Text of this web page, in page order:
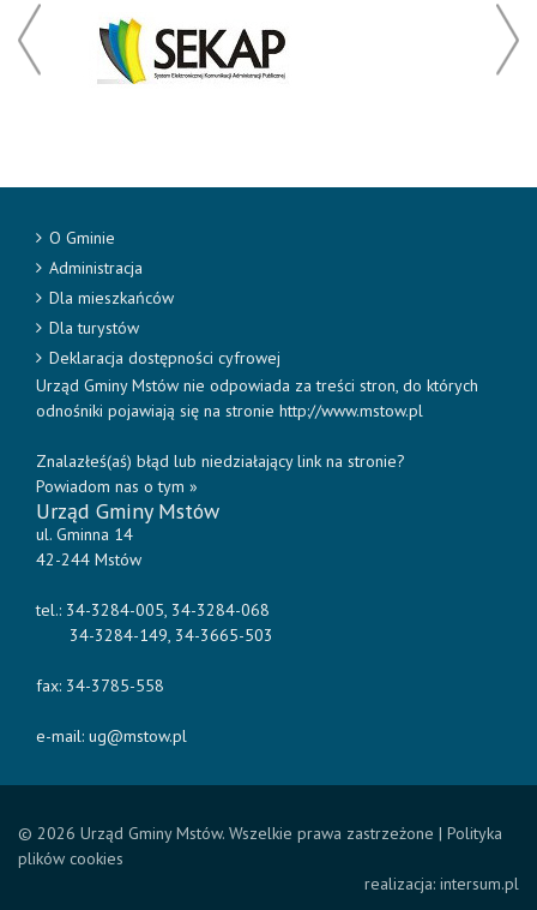
O Gminie
Administracja
Dla mieszkańców
Dla turystów
Deklaracja dostępności cyfrowej
Urząd Gminy Mstów nie odpowiada za treści stron, do których
odnośniki pojawiają się na stronie http://www.mstow.pl
Znalazłeś(aś) błąd lub niedziałający link na stronie?
Powiadom nas o tym »
Urząd Gminy Mstów
ul. Gminna 14
42-244 Mstów
tel.: 34-3284-005, 34-3284-068
34-3284-149, 34-3665-503
fax: 34-3785-558
e-mail: ug@mstow.pl
© 2026 Urząd Gminy Mstów. Wszelkie prawa zastrzeżone | Polityka
plików cookies
realizacja: intersum.pl